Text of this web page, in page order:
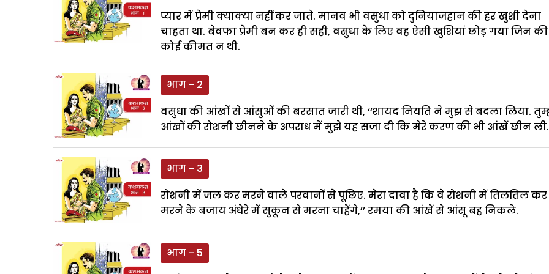
प्यार में प्रेमी क्याक्या नहीं कर जाते. मानव भी वसुधा को दुनियाजहान की हर खुशी देना
चाहता था. बेवफा प्रेमी बन कर ही सही, वसुधा के लिए वह ऐसी खुशियां छोड़ गया जिन की
कोई कीमत न थी.
भाग - 2
वसुधा की आंखों से आंसुओं की बरसात जारी थी, ‘‘शायद नियति ने मुझ से बदला लिया.
आंखों की रोशनी छीनने के अपराध में मुझे यह सजा दी कि मेरे करण की भी आंखें छीन ली.
भाग - 3
रोशनी में जल कर मरने वाले परवानों से पूछिए. मेरा दावा है कि वे रोशनी में तिलतिल कर
मरने के बजाय अंधेरे में सुकून से मरना चाहेंगे,’’ रमया की आंखें से आंसू बह निकले.
भाग - 5